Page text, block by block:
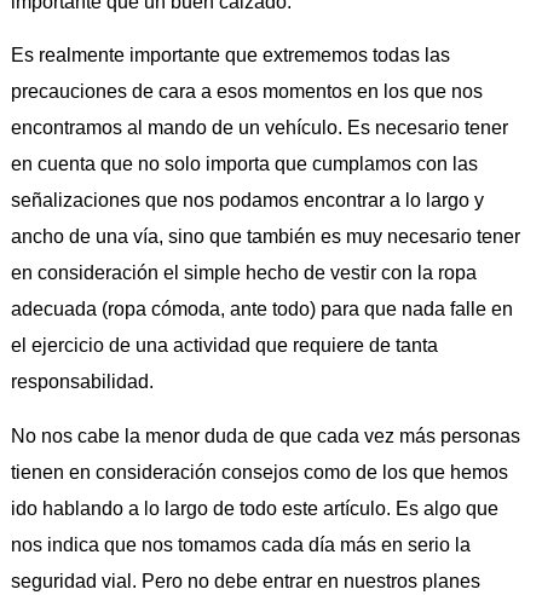
Es realmente importante que extrememos todas las
precauciones de cara a esos momentos en los que nos
encontramos al mando de un vehículo. Es necesario tener
en cuenta que no solo importa que cumplamos con las
señalizaciones que nos podamos encontrar a lo largo y
ancho de una vía, sino que también es muy necesario tener
en consideración el simple hecho de vestir con la ropa
adecuada (ropa cómoda, ante todo) para que nada falle en
el ejercicio de una actividad que requiere de tanta
responsabilidad.
No nos cabe la menor duda de que cada vez más personas
tienen en consideración consejos como de los que hemos
ido hablando a lo largo de todo este artículo. Es algo que
nos indica que nos tomamos cada día más en serio la
seguridad vial. Pero no debe entrar en nuestros planes